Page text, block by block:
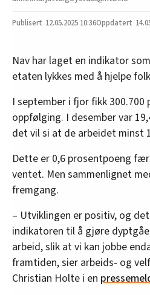
12.05.2025 10:36
Nav har laget en indikator
etaten lykkes med å hjelpe
I september i fjor fikk
oppfølging. I desember var
det vil si at de arbeidet minst
Dette er 0,6 prosentpoeng
ventet. Men sammenlignet
fremgang.
– Utviklingen er positiv, og
indikatoren til å gjøre
arbeid, slik at vi kan jobbe
framtiden, sier arbeids- og
Christian Holte i en